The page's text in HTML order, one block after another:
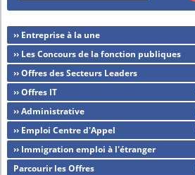
›› Entreprise à la une
›› Les Concours de la fonction publiques
›› Offres des Secteurs Leaders
›› Offres IT
›› Administrative
›› Emploi Centre d'Appel
›› Immigration emploi à l'étranger
Parcourir les Offres